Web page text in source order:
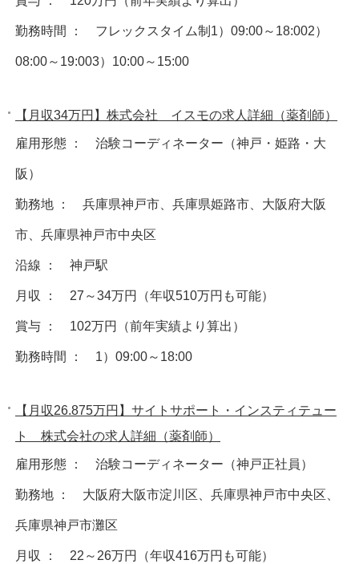
勤務時間 ： フレックスタイム制1）09:00～18:002）
08:00～19:003）10:00～15:00
【月収34万円】株式会社 イスモの求人詳細（薬剤師）
雇用形態 ： 治験コーディネーター（神戸・姫路・大
阪）
勤務地 ： 兵庫県神戸市、兵庫県姫路市、大阪府大阪
市、兵庫県神戸市中央区
沿線 ： 神戸駅
月収 ： 27～34万円（年収510万円も可能）
賞与 ： 102万円（前年実績より算出）
勤務時間 ： 1）09:00～18:00
【月収26.875万円】サイトサポート・インスティテュー
ト 株式会社の求人詳細（薬剤師）
雇用形態 ： 治験コーディネーター（神戸正社員）
勤務地 ： 大阪府大阪市淀川区、兵庫県神戸市中央区、
兵庫県神戸市灘区
月収 ： 22～26万円（年収416万円も可能）